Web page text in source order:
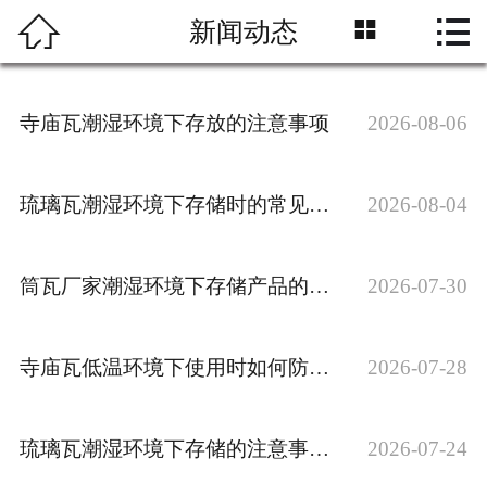
网站首页
新闻中心
在线留言
 新闻动态  
寺庙瓦潮湿环境下存放的注意事项 2026-08-06
琉璃瓦潮湿环境下存储时的常见问题以及解决办法 2026-08-04
筒瓦厂家潮湿环境下存储产品的注意事项 2026-07-30
寺庙瓦低温环境下使用时如何防止碎裂问题？ 2026-07-28
琉璃瓦潮湿环境下存储的注意事项有哪些？ 2026-07-24